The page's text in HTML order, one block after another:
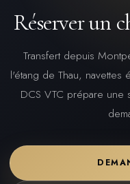
Réserver un
Transfert depuis
l'étang de Thau, navettes
DCS VTC prépare